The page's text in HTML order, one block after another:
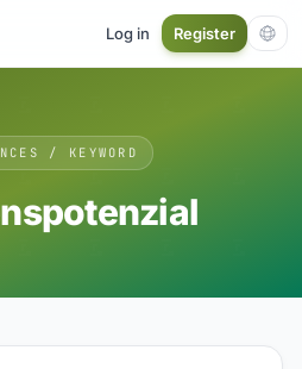
Log in Register
/ KEYWORD